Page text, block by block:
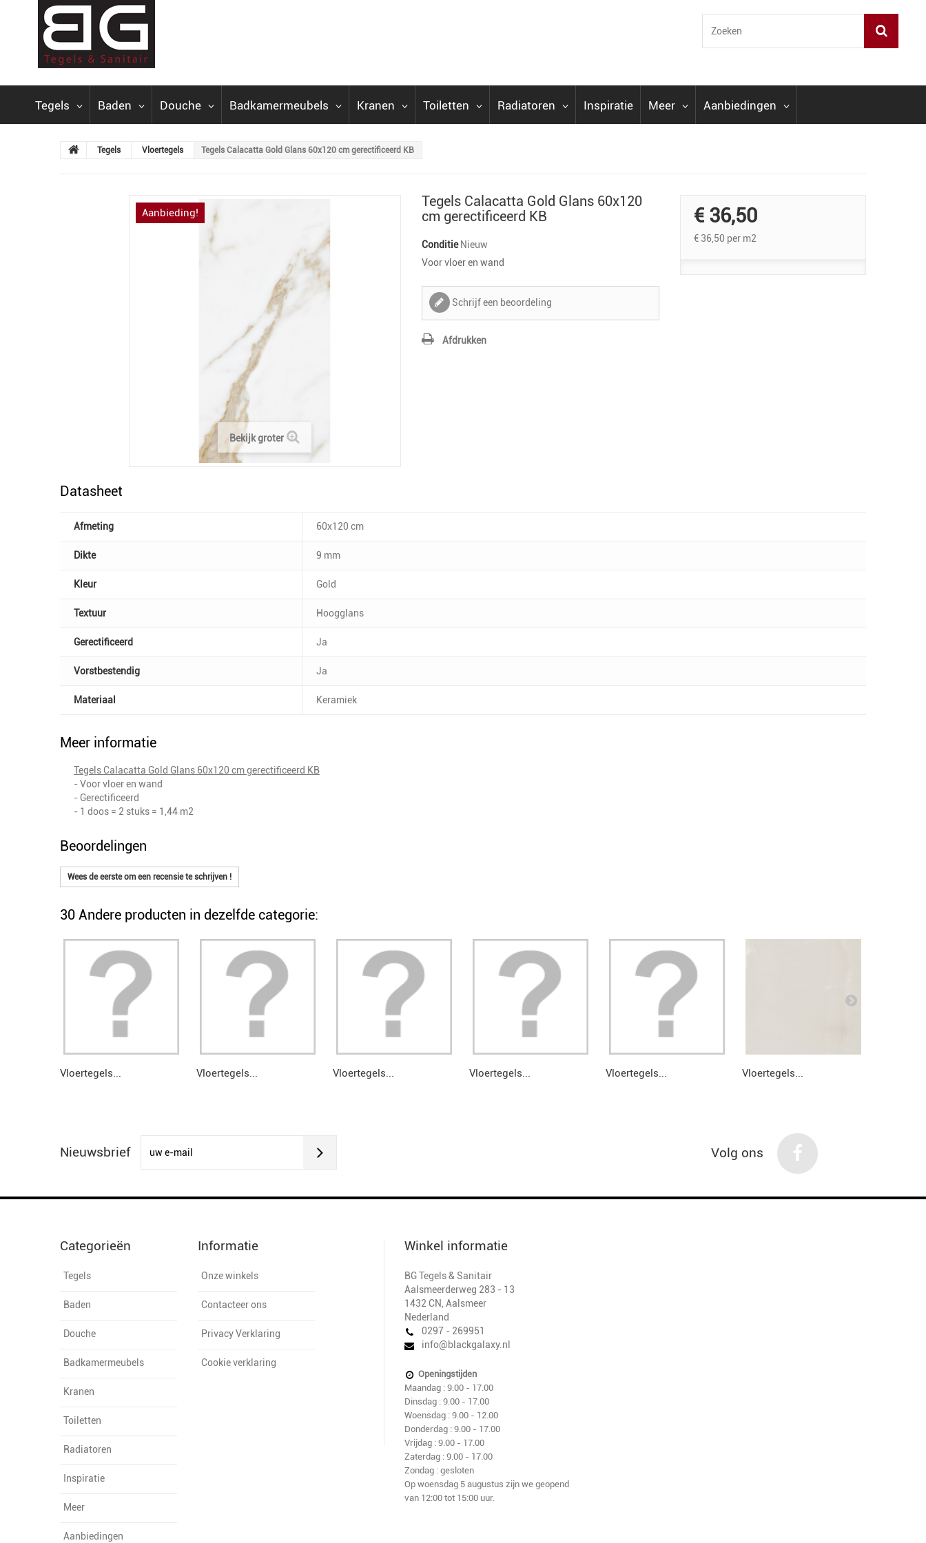
Tegels Baden Douche Badkamermeubels Kranen Toiletten Radiatoren Inspiratie Meer Aanbiedingen
Tegels Vloertegels Tegels Calacatta Gold Glans 60x120 cm gerectificeerd KB
Aanbieding!
Bekijk groter
Tegels Calacatta Gold Glans 60x120
cm gerectificeerd KB
Conditie Nieuw
Voor vloer en wand
Schrijf een beoordeling
Afdrukken
€ 36,50
€ 36,50 per m2
Datasheet
Afmeting 60x120 cm
Dikte 9 mm
Kleur Gold
Textuur Hoogglans
Gerectificeerd Ja
Vorstbestendig Ja
Materiaal Keramiek
Meer informatie
Tegels Calacatta Gold Glans 60x120 cm gerectificeerd KB
- Voor vloer en wand
- Gerectificeerd
- 1 doos = 2 stuks = 1,44 m2
Beoordelingen
Wees de eerste om een recensie te schrijven !
30 Andere producten in dezelfde categorie:
Vloertegels... Vloertegels... Vloertegels... Vloertegels... Vloertegels... Vloertegels...
Nieuwsbrief Volg ons
Categorieën
Tegels
Baden
Douche
Badkamermeubels
Kranen
Toiletten
Radiatoren
Inspiratie
Meer
Aanbiedingen
Informatie
Onze winkels
Contacteer ons
Privacy Verklaring
Cookie verklaring
Winkel informatie
BG Tegels & Sanitair
Aalsmeerderweg 283 - 13
1432 CN Aalsmeer
Nederland
0297 - 269951
info@blackgalaxy.nl
Openingstijden
Maandag : 9.00 - 17.00
Dinsdag : 9.00 - 17.00
Woensdag : 9.00 - 12.00
Donderdag : 9.00 - 17.00
Vrijdag : 9.00 - 17.00
Zaterdag : 9.00 - 17.00
Zondag : gesloten
Op woensdag 5 augustus zijn we geopend
van 12:00 tot 15:00 uur.